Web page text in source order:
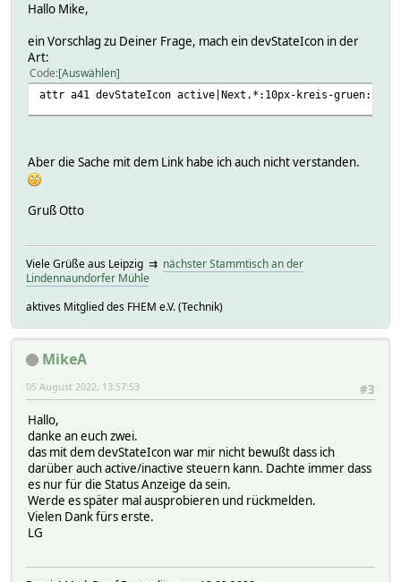
Hallo Mike,
ein Vorschlag zu Deiner Frage, mach ein devStateIcon in der
Art:
Code Auswählen
attr a41 devStateIcon active|Next.*:10px-kreis-
Aber die Sache mit dem Link habe ich auch nicht verstanden.
Gruß Otto
Viele Grüße aus Leipzig ⇉ nächster Stammtisch an der
Lindennaundorfer Mühle
aktives Mitglied des FHEM e.V. (Technik)
MikeA
#3
05 August 2022, 13:57:53
Hallo,
danke an euch zwei.
das mit dem devStateIcon war mir nicht bewußt dass ich
darüber auch active/inactive steuern kann. Dachte immer dass
es nur für die Status Anzeige da sein.
Werde es später mal ausprobieren und rückmelden.
Vielen Dank fürs erste.
LG